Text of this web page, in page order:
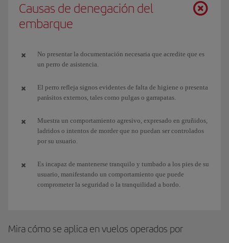
Causas de denegación del
embarque
No presentar la documentación necesaria que acredite que es
un perro de asistencia.
El perro refleja signos evidentes de falta de higiene o presenta
parásitos externos, tales como pulgas o garrapatas.
Muestra un comportamiento agresivo, expresado en gruñidos,
ladridos o intentos de morder que no puedan ser controlados
por su usuario.
Es incapaz de mantenerse tranquilo y tumbado a los pies de su
usuario, manifestando un comportamiento que puede
comprometer la seguridad o la tranquilidad a bordo.
Mira cómo se aplica en vuelos operados por